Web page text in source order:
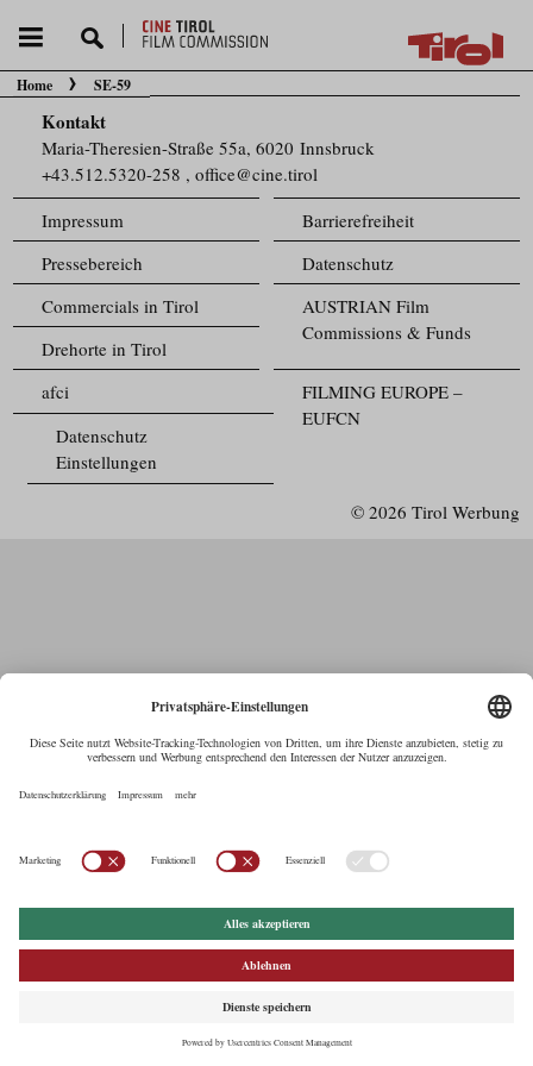
Sie befinden sich hier:
Home SE-59
Kontakt
Maria-Theresien-Straße 55a, 6020 Innsbruck
+43.512.5320-258 ,office@cine.tirol
Impressum
Barrierefreiheit
Pressebereich
Datenschutz
Commercials in Tirol
AUSTRIAN Film
Commissions & Funds
Drehorte in Tirol
FILMING EUROPE –
EUFCN
afci
Datenschutz
Einstellungen
© 2026 Tirol Werbung